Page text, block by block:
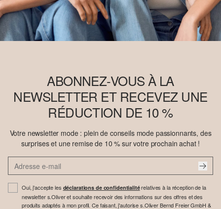
ABONNEZ-VOUS À LA
NEWSLETTER ET RECEVEZ UNE
RÉDUCTION DE 10 %
Votre newsletter mode : plein de conseils mode passionnants, des
surprises et une remise de 10 % sur votre prochain achat !
Oui, j'accepte les déclarations de confidentialitérelatives à la réception de la
newsletter s.Oliver et souhaite recevoir des informations sur des offres et des
produits adaptés à mon profil. Ce faisant, j'autorise s.Oliver Bernd Freier GmbH &